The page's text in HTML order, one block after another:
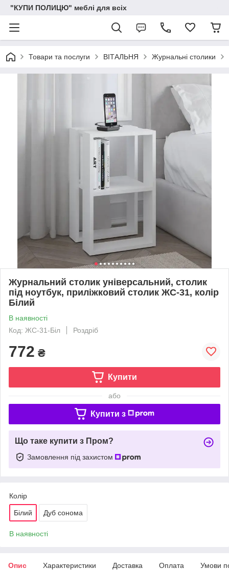
"КУПИ ПОЛИЦЮ" меблі для всіх
Товари та послуги ВІТАЛЬНЯ Журнальні столики
Журнальний столик універсальний, столик
під ноутбук, приліжковий столик ЖС-31, колір
Білий
В наявності
Код: ЖС-31-Біл
Роздріб
772 ₴
Купити
або
Купити з
Що таке купити з Пром?
Замовлення під захистом
Колір
Білий Дуб сонома
В наявності
Опис Характеристики Доставка Оплата Умови